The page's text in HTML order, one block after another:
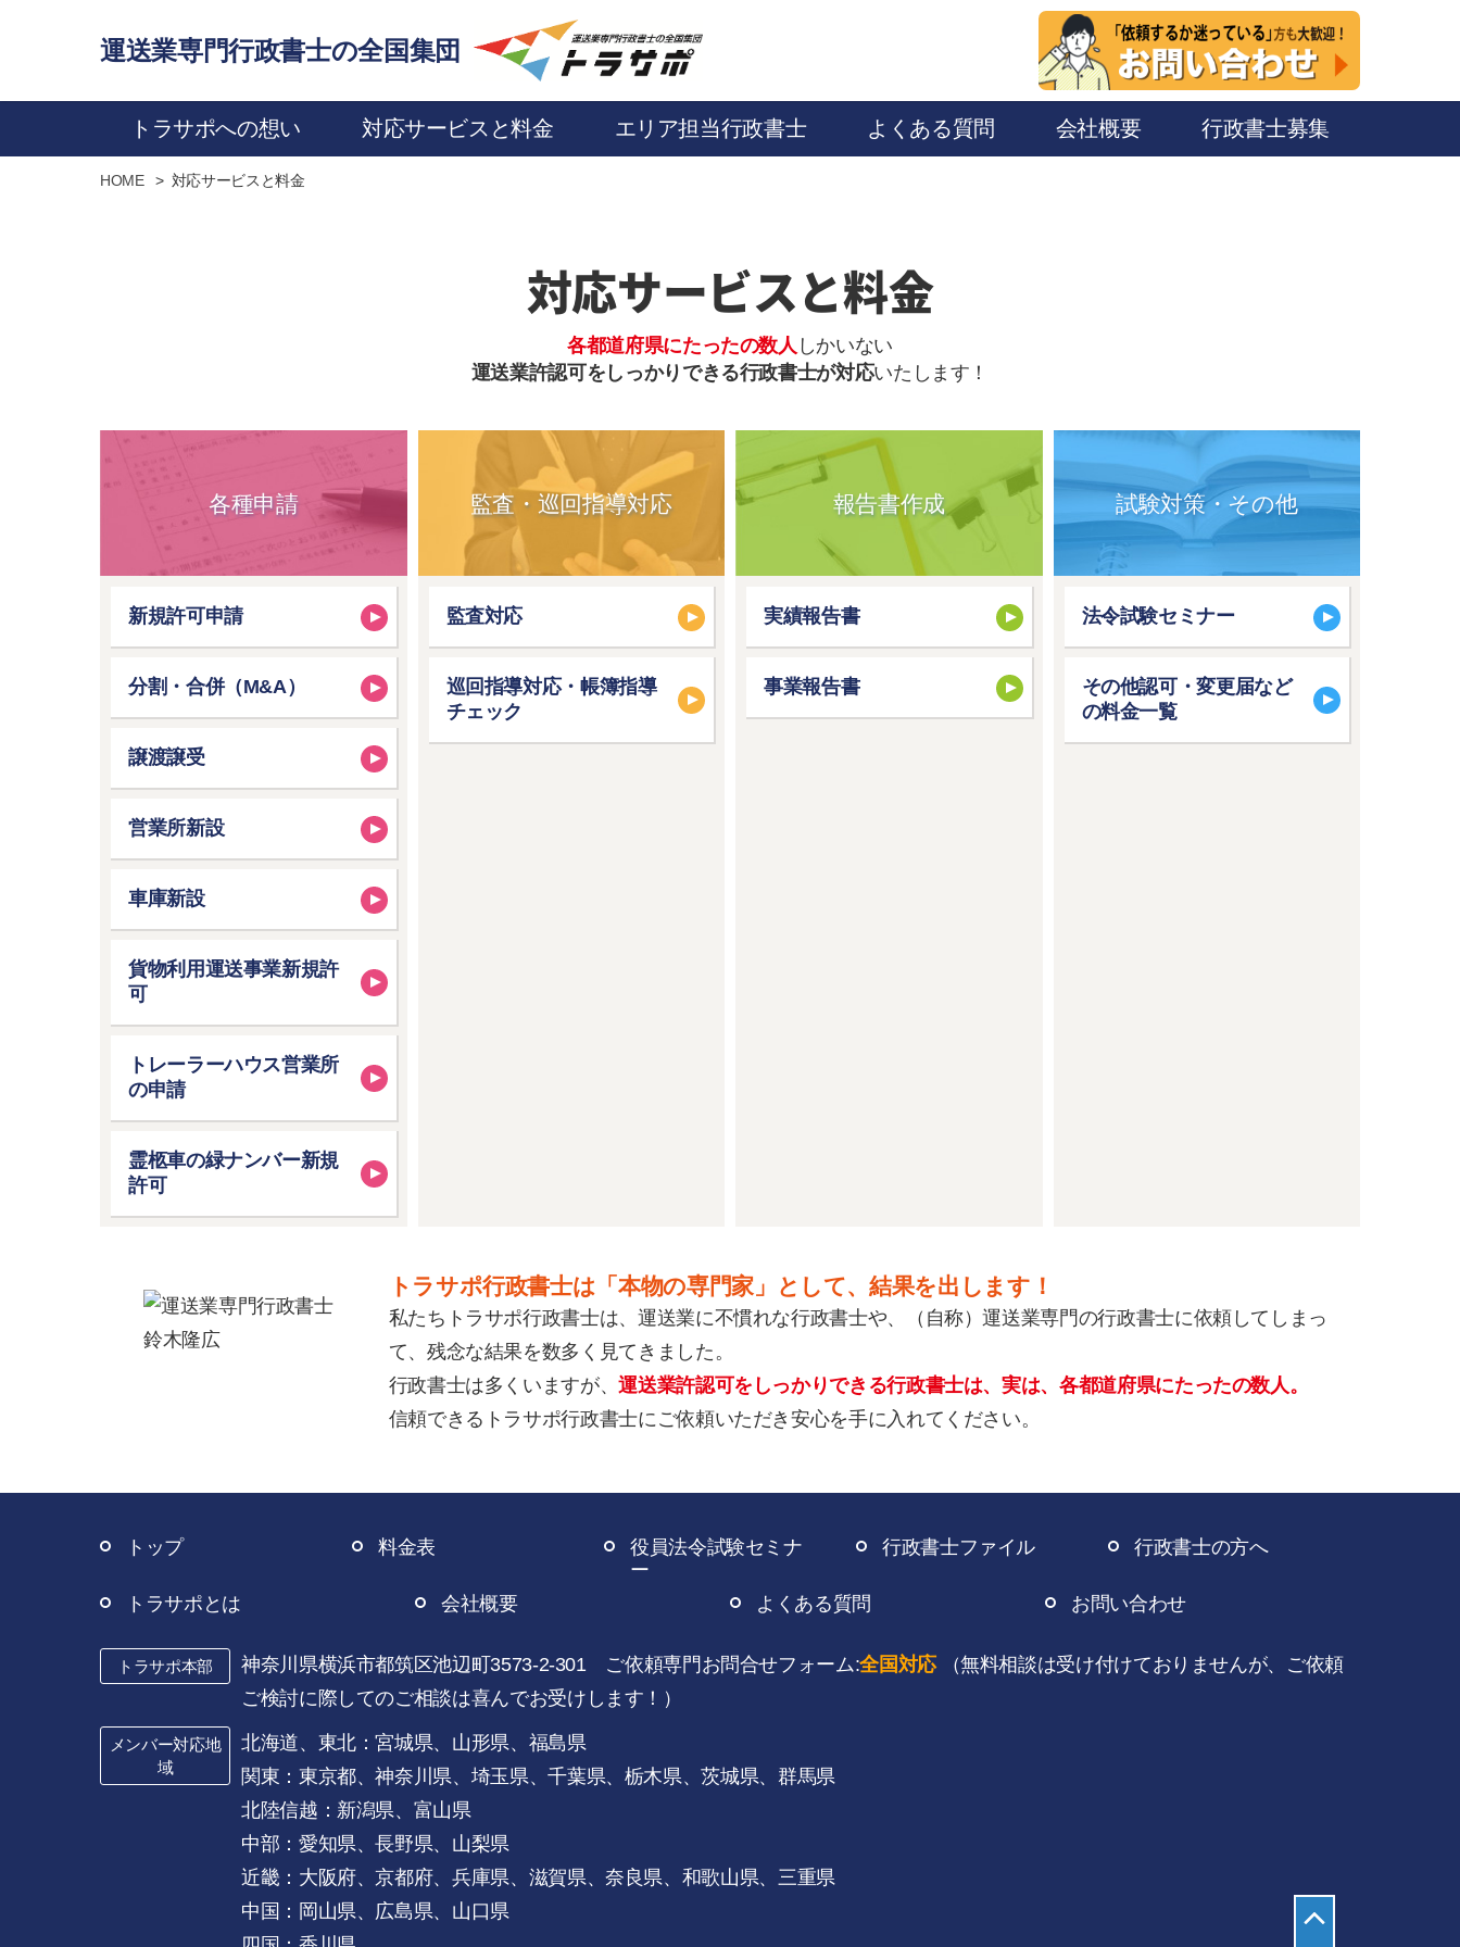
運送業専門行政書士の全国集団
トラサポへの想い 対応サービスと料金 エリア担当行政書士 よくある質問 会社概要 行政書士募集
HOME 対応サービスと料金
対応サービスと料金
各都道府県にたったの数人 しかいない
運送業許認可をしっかりできる行政書士が対応いたします！
各種申請
新規許可申請
分割・合併（M&A）
譲渡譲受
営業所新設
車庫新設
貨物利用運送事業新規許
可
トレーラーハウス営業所
の申請
霊柩車の緑ナンバー新規
許可
監査・巡回指導対応
監査対応
巡回指導対応・帳簿指導
チェック
報告書作成
実績報告書
事業報告書
試験対策・その他
法令試験セミナー
その他認可・変更届など
の料金一覧
トラサポ行政書士は「本物の専門家」として、結果を出します！
私たちトラサポ行政書士は、運送業に不慣れな行政書士や、（自称）運送業専門の行政書士に依頼してしまっ
て、残念な結果を数多く見てきました。
行政書士は多くいますが、運送業許認可をしっかりできる行政書士は、実は、各都道府県にたったの数人。
信頼できるトラサポ行政書士にご依頼いただき安心を手に入れてください。
トップ 料金表
役員法令試験セミナ
ー
行政書士ファイル 行政書士の方へ
トラサポとは 会社概要 よくある質問 お問い合わせ
トラサポ本部 神奈川県横浜市都筑区池辺町3573-2-301 ご依頼専門お問合せフォーム:全国対応（無料相談は受け付けておりませんが、ご依頼
ご検討に際してのご相談は喜んでお受けします！）
メンバー対応地
域
北海道、東北：宮城県、山形県、福島県
関東：東京都、神奈川県、埼玉県、千葉県、栃木県、茨城県、群馬県
北陸信越：新潟県、富山県
中部：愛知県、長野県、山梨県
近畿：大阪府、京都府、兵庫県、滋賀県、奈良県、和歌山県、三重県
中国：岡山県、広島県、山口県